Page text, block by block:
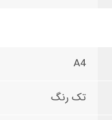
A4
تک رنگ